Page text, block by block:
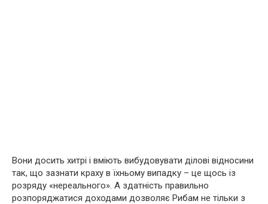
Вони досить хитрі і вміють вибудовувати ділові відносини
так, що зазнати краху в їхньому випадку – це щось із
розряду «нереального». А здатність правильно
розпоряджатися доходами дозволяє Рибам не тільки з